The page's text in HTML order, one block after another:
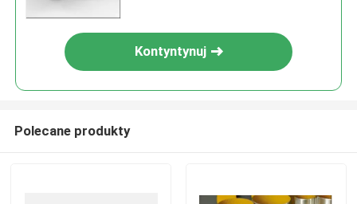
Kontyntynuj
Polecane produkty